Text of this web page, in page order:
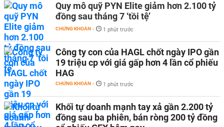
Quy mô quỹ PYN Elite giảm hơn 2.100 tỷ
đồng sau tháng 7 ‘tồi tệ’
CHỨNG KHOÁN - 1 phút trước
Công ty con của HAGL chốt ngày IPO gần
19 triệu cp với giá gấp hơn 4 lần cổ phiếu
HAG
CHỨNG KHOÁN - 1 phút trước
Khối tự doanh mạnh tay xả gần 2.200 tỷ
đồng sau ba phiên, bán ròng 200 tỷ đồng